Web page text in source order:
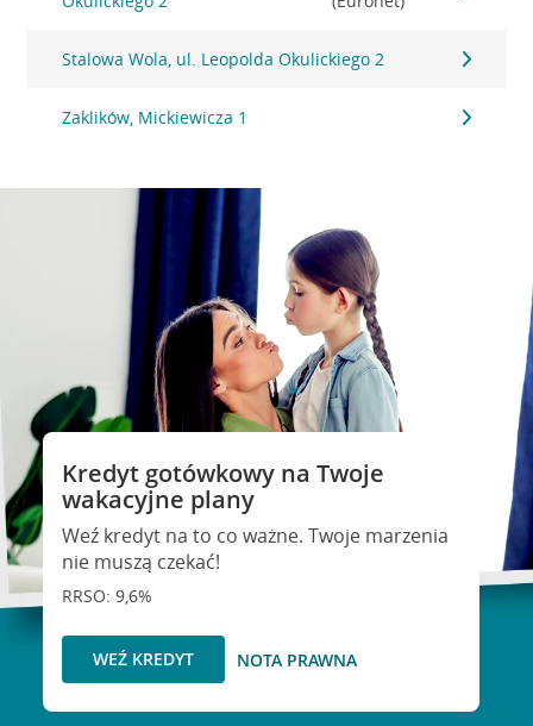
Stalowa Wola, ul. Leopolda Okulickiego 2
Zaklików, Mickiewicza 1
Kredyt gotówkowy na Twoje
wakacyjne plany
Weź kredyt na to co ważne. Twoje marzenia
nie muszą czekać!
RRSO: 9,6%
WEŹ KREDYT NOTA PRAWNA